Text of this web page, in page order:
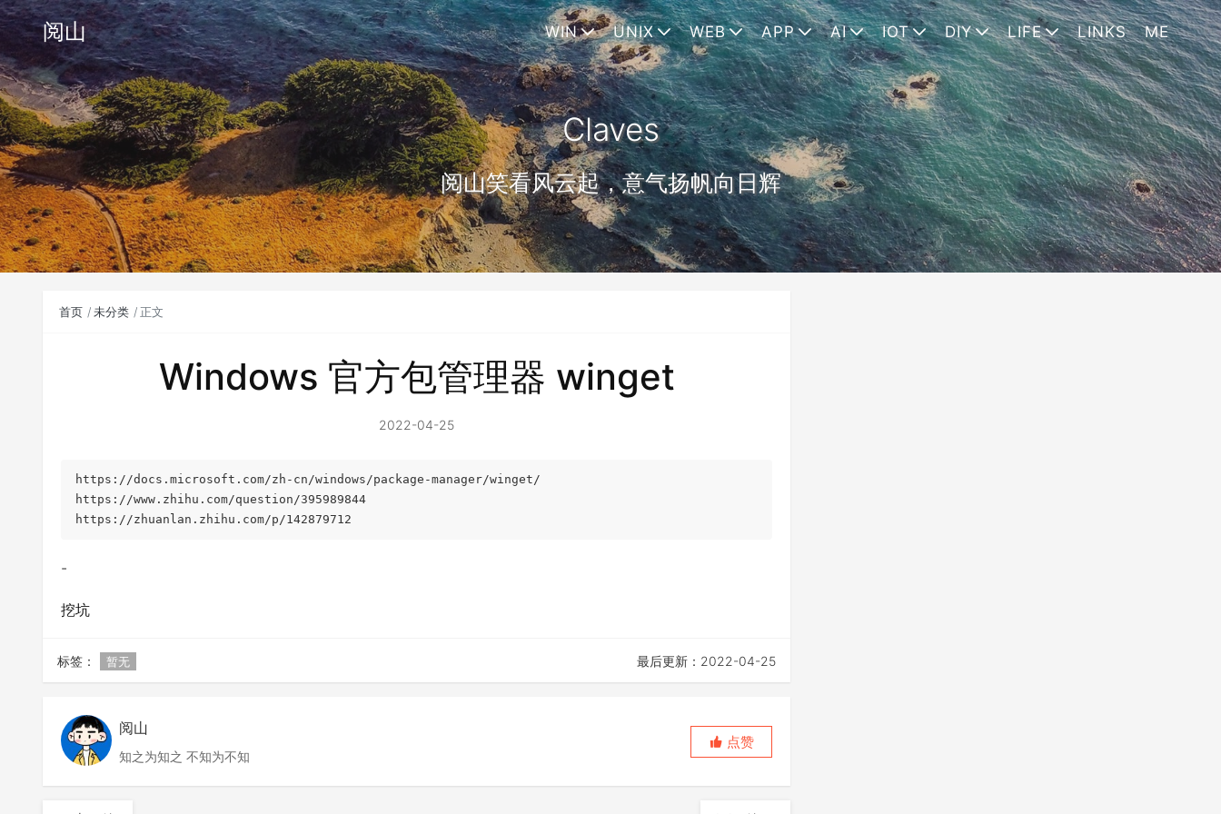
阅山 WIN UNIX WEB APP AI IOT DIY LIFE LINKS ME
Claves
阅山笑看风云起，意气扬帆向日辉
首页 未分类 正文
Windows 官方包管理器 winget
2022-04-25
https://docs.microsoft.com/zh-cn/windows/package-manager/winget/
https://www.zhihu.com/question/395989844
https://zhuanlan.zhihu.com/p/142879712
-
挖坑
标签： 暂无 最后更新：2022-04-25
阅山
知之为知之 不知为不知
点赞